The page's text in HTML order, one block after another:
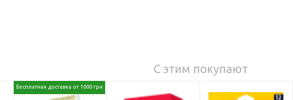
С этим покупают
Бесплатная доставка от 1000 грн